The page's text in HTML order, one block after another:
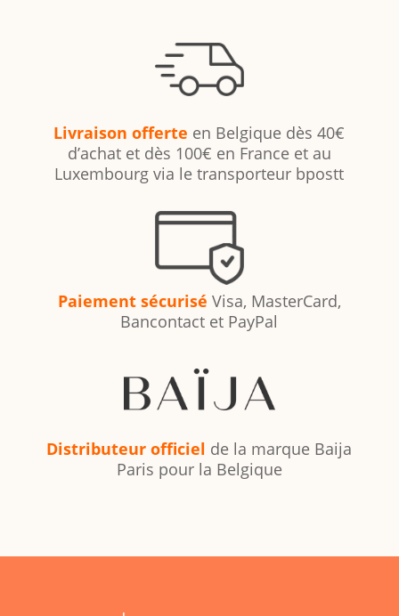
Livraison offerte en Belgique dès 40€
d’achat et dès 100€ en France et au
Luxembourg via le transporteur bpostt
Paiement sécurisé Visa, MasterCard,
Bancontact et PayPal
Distributeur officiel de la marque Baija
Paris pour la Belgique